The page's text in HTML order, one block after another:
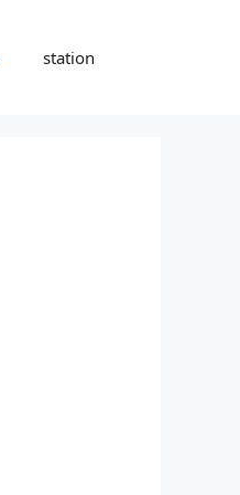
station